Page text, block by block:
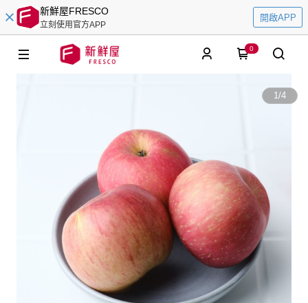
新鮮屋FRESCO
立刻使用官方APP
開啟APP
0
1/4